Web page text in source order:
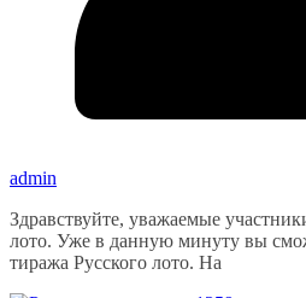
admin
Здравствуйте, уважаемые
лото. Уже в данную минуту вы
тиража Русского лото. На